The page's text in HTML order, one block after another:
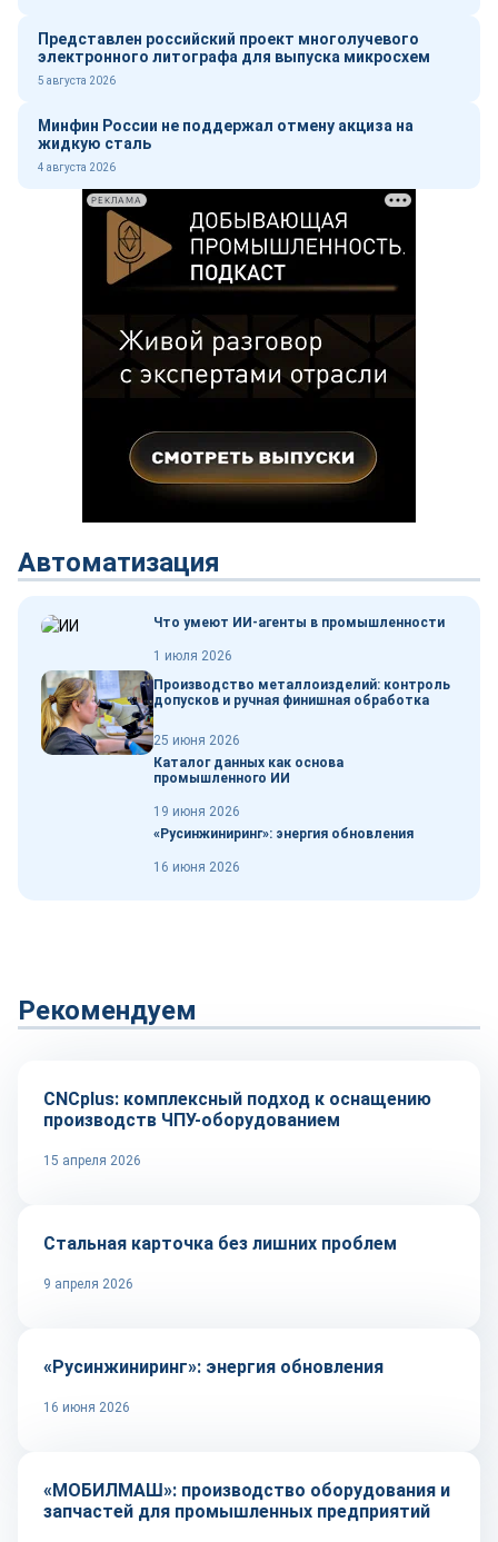
Представлен российский проект многолучевого
электронного литографа для выпуска микросхем
5 августа 2026
Минфин России не поддержал отмену акциза на
жидкую сталь
4 августа 2026
РЕКЛАМА
Автоматизация
Что умеют ИИ-агенты в промышленности
1 июля 2026
Производство металлоизделий: контроль
допусков и ручная финишная обработка
25 июня 2026
Каталог данных как основа
промышленного ИИ
19 июня 2026
«Русинжиниринг»: энергия обновления
16 июня 2026
Рекомендуем
Оборудование и инструмент
CNCplus: комплексный подход к оснащению
производств ЧПУ-оборудованием
15 апреля 2026
Промплощадка
Стальная карточка без лишних проблем
9 апреля 2026
Автоматизация
«Русинжиниринг»: энергия обновления
16 июня 2026
Оборудование и инструмент
«МОБИЛМАШ»: производство оборудования и
запчастей для промышленных предприятий